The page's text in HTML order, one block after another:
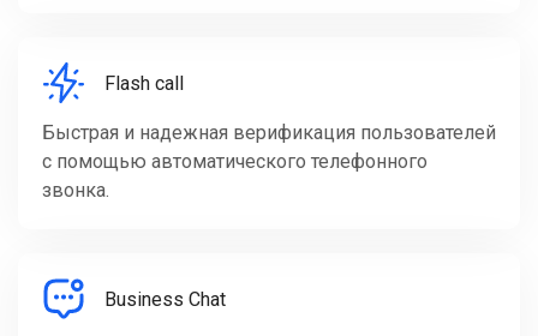
Flash call
Быстрая и надежная верификация пользователей
с помощью автоматического телефонного
звонка.
Business Chat